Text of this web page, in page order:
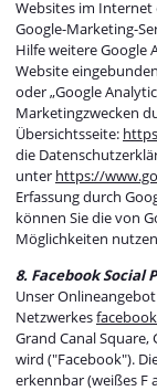
Websites im
Google-Marketing-
Hilfe weitere Google
Website
oder „Google
Marketingzwecken
Übersichtsseite:
die
unter https://
Erfassung durch
können Sie die von
Möglichkeiten
8. Facebook Social
Unser
Netzwerkes
Grand Canal
wird ("Facebook").
erkennbar (weißes F